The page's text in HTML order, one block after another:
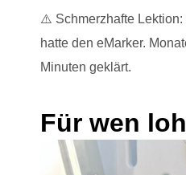
⚠️ Schmerzhafte Lektion:
hatte den eMarker.
Minuten geklärt.
Für wen